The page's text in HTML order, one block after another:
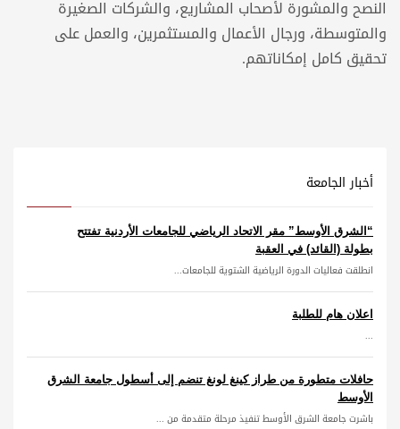
النصح والمشورة لأصحاب المشاريع، والشركات الصغيرة
والمتوسطة، ورجال الأعمال والمستثمرين، والعمل على
تحقيق كامل إمكاناتهم.
أخبار الجامعة
“الشرق الأوسط” مقر الاتحاد الرياضي للجامعات الأردنية تفتتح
بطولة (القائد) في العقبة
انطلقت فعاليات الدورة الرياضية الشتوية للجامعات...
اعلان هام للطلبة
...
حافلات متطورة من طراز كينغ لونغ تنضم إلى أسطول جامعة الشرق
الأوسط
باشرت جامعة الشرق الأوسط تنفيذ مرحلة متقدمة من ...